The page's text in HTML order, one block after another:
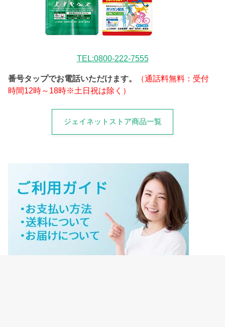
TEL:0800-222-7555
番号タップでお電話いただけます。
（通話料無料：受付
時間12時～18時※土日祝は除く）
ジェイネットストア商品一覧